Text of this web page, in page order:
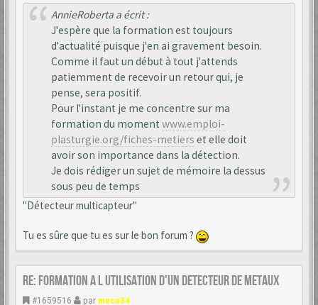
AnnieRoberta a écrit :
J'espère que la formation est toujours
d'actualité puisque j'en ai gravement besoin.
Comme il faut un début à tout j'attends
patiemment de recevoir un retour qui, je
pense, sera positif.
Pour l'instant je me concentre sur ma
formation du moment www.emploi-
plasturgie.org/fiches-metiers et elle doit
avoir son importance dans la détection.
Je dois rédiger un sujet de mémoire la dessus
sous peu de temps
"Détecteur multicapteur"
Tu es sûre que tu es sur le bon forum ?
Re: formation a l utilisation d'un detecteur de metaux
#1659516 par meca34